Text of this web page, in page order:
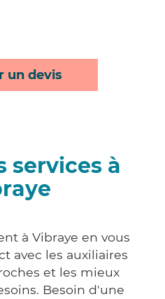
un devis
services à
à Vibraye en vous
avec les auxiliaires
et les mieux
Besoin d'une